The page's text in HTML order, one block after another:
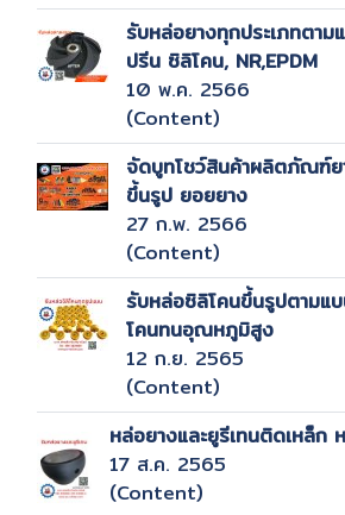
รับหล่อยางทุกประเภทตาม
ปรีน ซิลิโคน, NR,EPDM
10 พ.ค. 2566
(Content)
จัดบูทโชว์สินค้าผลิตภัณฑ์ย
ขึ้นรูป ยอยยาง
27 ก.พ. 2566
(Content)
รับหล่อซิลิโคนขึ้นรูปตามแ
โคนทนอุณหภูมิสูง
12 ก.ย. 2565
(Content)
หล่อยางและยูรีเทนติดเหล็ก
17 ส.ค. 2565
(Content)